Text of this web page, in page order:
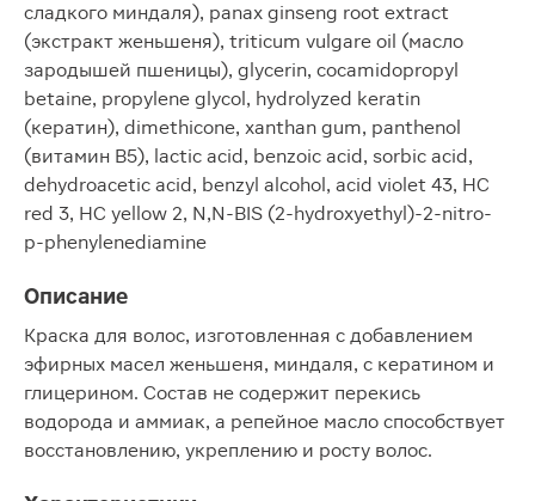
сладкого миндаля), panax ginseng root extract
(экстракт женьшеня), triticum vulgare oil (масло
зародышей пшеницы), glycerin, cocamidopropyl
betaine, propylene glycol, hydrolyzed keratin
(кератин), dimethicone, xanthan gum, panthenol
(витамин B5), lactic acid, benzoic acid, sorbic acid,
dehydroacetic acid, benzyl alcohol, acid violet 43, HC
red 3, HC yellow 2, N,N-BIS (2-hydroxyethyl)-2-nitro-
p-phenylenediamine
Описание
Краска для волос, изготовленная с добавлением
эфирных масел женьшеня, миндаля, с кератином и
глицерином. Состав не содержит перекись
водорода и аммиак, а репейное масло способствует
восстановлению, укреплению и росту волос.